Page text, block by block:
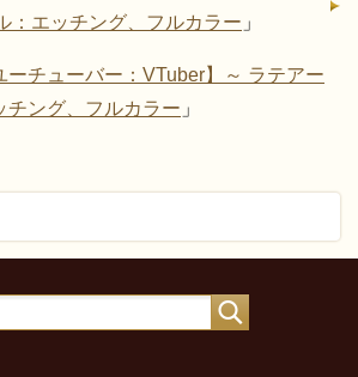
：エッチング、フルカラー 」
ーチューバー：VTuber】～ ラテアー
チング、フルカラー 」